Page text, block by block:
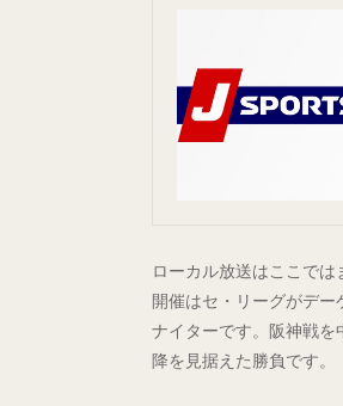
ローカル放送はここで
開催はセ・リーグがデ
ナイターです。阪神戦
降を見据えた勝負です。